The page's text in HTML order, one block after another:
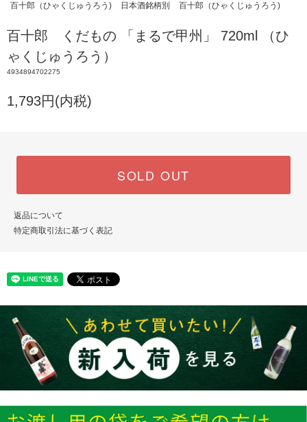
百十郎（ひゃくじゅうろう)
日本酒銘柄別 百十郎（ひゃくじゅうろう)
百十郎 くだもの 「まるで甲州」 720ml （ひ
ゃくじゅうろう）
4934894702275
1,793円(内税)
SOLD OUT
返品について
特定商取引法に基づく表記